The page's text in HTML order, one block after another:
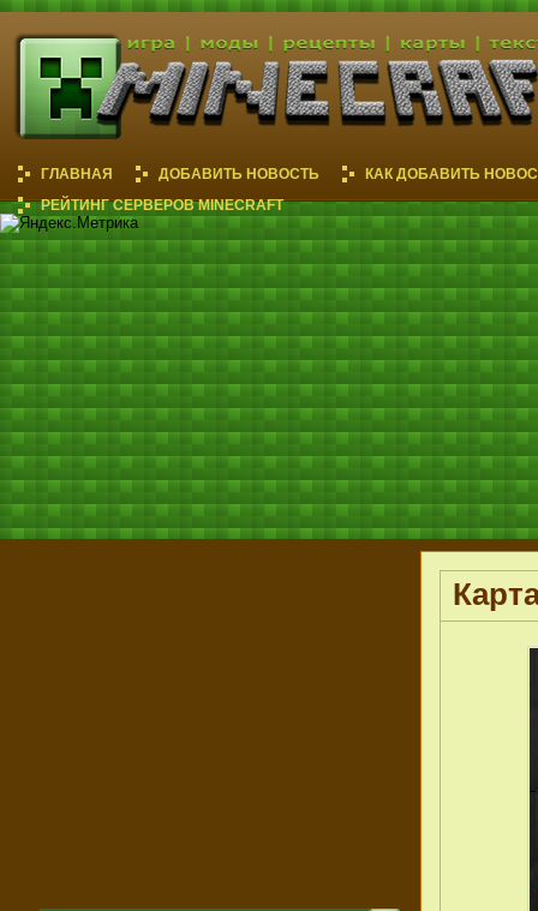
ГЛАВНАЯ ДОБАВИТЬ НОВОСТЬ
КАК ДОБАВИТЬ
РЕЙТИНГ СЕРВЕРОВ MINECRAFT